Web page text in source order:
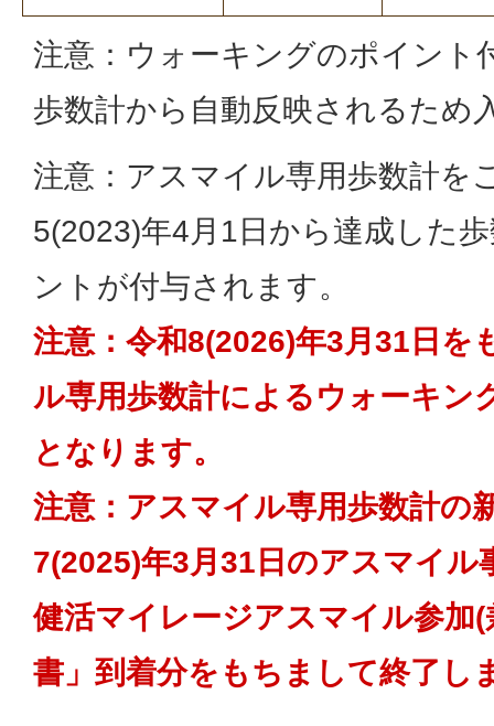
注意：ウォーキングのポイント
歩数計から自動反映されるため
注意：アスマイル専用歩数計を
5(2023)年4月1日から達成した
ントが付与されます。
注意：令和8(2026)年3月31日を
ル専用歩数計によるウォーキン
となります。
注意：アスマイル専用歩数計の
7(2025)年3月31日のアスマイル
健活マイレージアスマイル参加(
書」到着分をもちまして終了し